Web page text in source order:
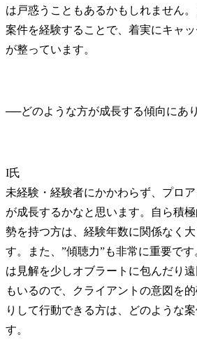
は戸惑うこともあるかもしれません
案件を経験することで、着実にキャ
が整っています。
──
I氏
未経験・経験者にかかわらず、プロ
が成長するかなと思います。自ら積
勢を持つ方は、経験年数に関係なく
す。また、”傾聴力”も非常に重要で
は見解を少しオブラートに包んだり
もいるので、クライアントの意図を
りして行動できる方は、どのような
す。